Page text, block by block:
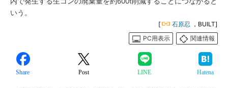
いう。
[ 石原忍 ，BUILT]
PC用表示
関連情報
Share Post LINE Hatena